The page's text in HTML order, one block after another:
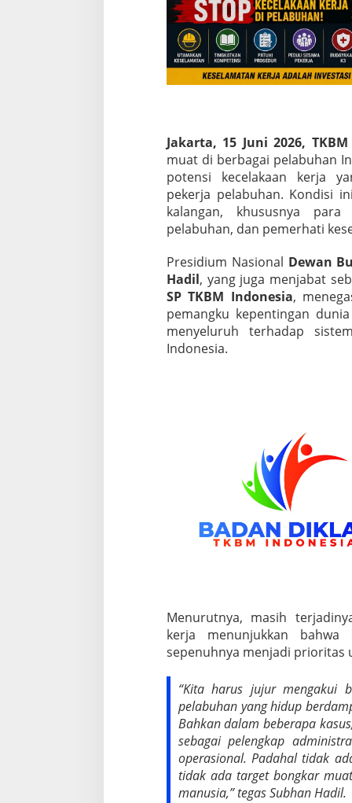
e
n
j
a
d
i
P
i
t
s
U
t
m
,
B
u
k
a
a
n
Jakarta, 15 Juni 2026,
muat di berbagai pelabuhan
potensi kecelakaan kerja
pekerja pelabuhan. Kondisi
kalangan, khususnya
pelabuhan, dan pemerhati
Presidium Nasional Dewan
Hadil, yang juga menjabat
SP TKBM Indonesia,
pemangku kepentingan
menyeluruh terhadap
Indonesia.
Menurutnya, masih
kerja menunjukkan bahwa
sepenuhnya menjadi prioritas
“Kita harus jujur mengakui
pelabuhan yang hidup
Bahkan dalam beberapa
sebagai pelengkap
operasional. Padahal tidak
tidak ada target bongkar
manusia,” tegas Subhan Hadil.